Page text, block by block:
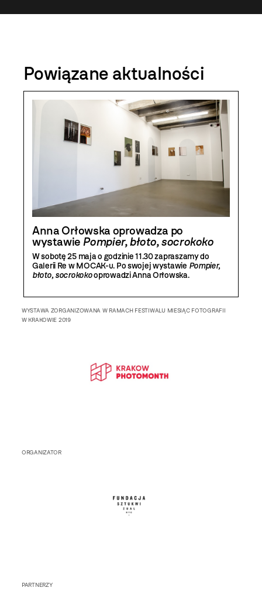
Powiązane aktualności
Anna Orłowska oprowadza po
wystawie Pompier, błoto, socrokoko
W sobotę 25 maja o godzinie 11.30 zapraszamy do
Galerii Re w MOCAK-u. Po swojej wystawie Pompier,
błoto, socrokokooprowadzi Anna Orłowska.
WYSTAWA ZORGANIZOWANA W RAMACH FESTIWALU MIESIĄC FOTOGRAFII
W KRAKOWIE 2019
ORGANIZATOR
PARTNERZY